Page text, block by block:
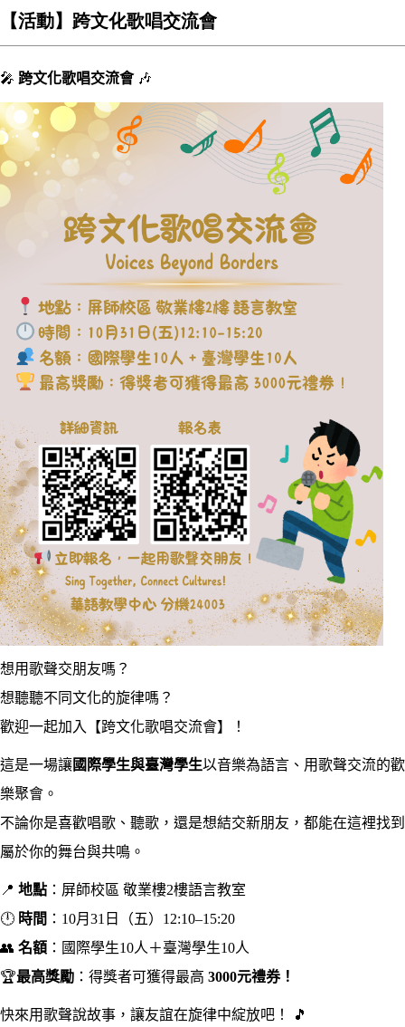
【活動】跨文化歌唱交流會
🎤 跨文化歌唱交流會 🎶
想用歌聲交朋友嗎？
想聽聽不同文化的旋律嗎？
歡迎一起加入【跨文化歌唱交流會】！
這是一場讓國際學生與臺灣學生以音樂為語言、用歌聲交流的歡
樂聚會。
不論你是喜歡唱歌、聽歌，還是想結交新朋友，都能在這裡找到
屬於你的舞台與共鳴。
📍 地點 ：屏師校區 敬業樓2樓語言教室
🕛 時間 ： 10月 31 日（五） 12:10–15:20
👥 名額 ：國際學生10人＋臺灣學生10人
🏆最高獎勵 ：得獎者可獲得最高 3000元禮券！
快來用歌聲說故事，讓友誼在旋律中綻放吧！
🎵